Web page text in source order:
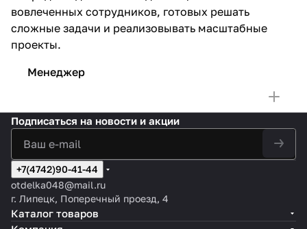
вовлеченных сотрудников, готовых решать
сложные задачи и реализовывать масштабные
проекты.
Менеджер
Подписаться на новости и акции
+7(4742)90-41-44
otdelka048@mail.ru
г. Липецк, Поперечный проезд, 4
Каталог товаров